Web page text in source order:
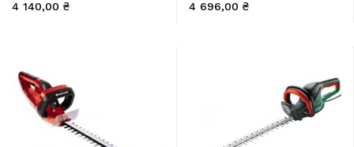
40см крок різу 13мм 2кг
4 140,00 ₴
акб 1х2А·год лезо 45см
4 696,00 ₴